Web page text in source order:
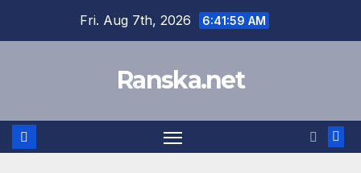
Fri. Aug 7th, 2026 6:42:00 AM
Ranska.net